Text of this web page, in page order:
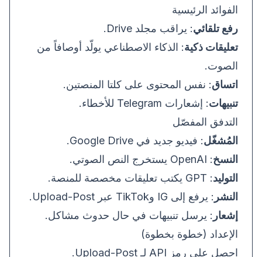
الفوائد الرئيسية
رفع تلقائي: يراقب مجلد Drive.
تعليقات ذكية: الذكاء الاصطناعي يولّد أوصافاً من
الصوت.
اتساق: نفس المحتوى على كلتا المنصتين.
تنبيهات: إشعارات Telegram للأخطاء.
التدفق المفصّل
المُشغّل: فيديو جديد في Google Drive.
النسخ: OpenAI يستخرج النص الصوتي.
التوليد: GPT يكتب تعليقات مخصصة للمنصة.
النشر : يرفع إلى IG وTikTok عبر Upload-Post.
إشعار : يرسل تنبيهات في حال حدوث مشاكل.
الإعداد (خطوة بخطوة)
احصل على رمز API لـ Upload-Post.